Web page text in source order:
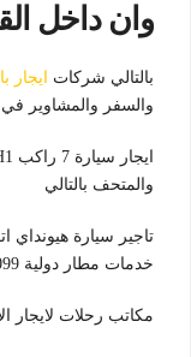
وان داخل القاهره
بالتالي شركات
والسفر والمشاوير في مصر
والمتحف بالتالي
تاجير سيارة
خدمات مطار دولية 01099792099
مكاتب رحلات لايجار